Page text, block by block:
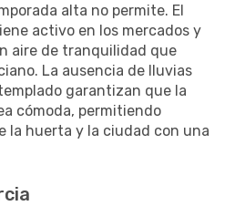
alta no permite. El
activo en los mercados y
aire de tranquilidad que
La ausencia de lluvias
garantizan que la
cómoda, permitiendo
la huerta y la ciudad con una